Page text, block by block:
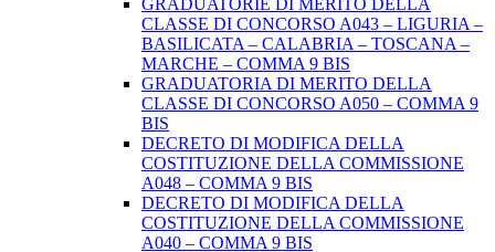
GRADUATORIE DI MERITO DELLA
CLASSE DI CONCORSO A043 – LIGURIA –
BASILICATA – CALABRIA – TOSCANA –
MARCHE – COMMA 9 BIS
GRADUATORIA DI MERITO DELLA
CLASSE DI CONCORSO A050 – COMMA 9
BIS
DECRETO DI MODIFICA DELLA
COSTITUZIONE DELLA COMMISSIONE
A048 – COMMA 9 BIS
DECRETO DI MODIFICA DELLA
COSTITUZIONE DELLA COMMISSIONE
A040 – COMMA 9 BIS